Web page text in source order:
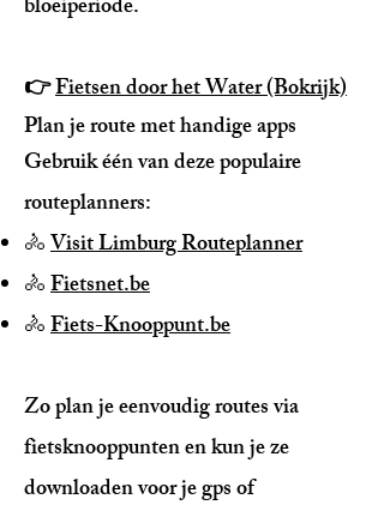
bloeiperiode.
👉Fietsen door het Water (Bokrijk)
Plan je route met handige apps
Gebruik één van deze populaire
routeplanners:
🚴Visit Limburg Routeplanner
🚴Fietsnet.be
🚴Fiets-Knooppunt.be
Zo plan je eenvoudig routes via
fietsknooppunten en kun je ze
downloaden voor je gps of